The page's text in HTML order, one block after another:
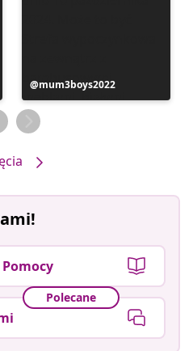
Post
opublikowany
przez
mum3boys2022
Polecane